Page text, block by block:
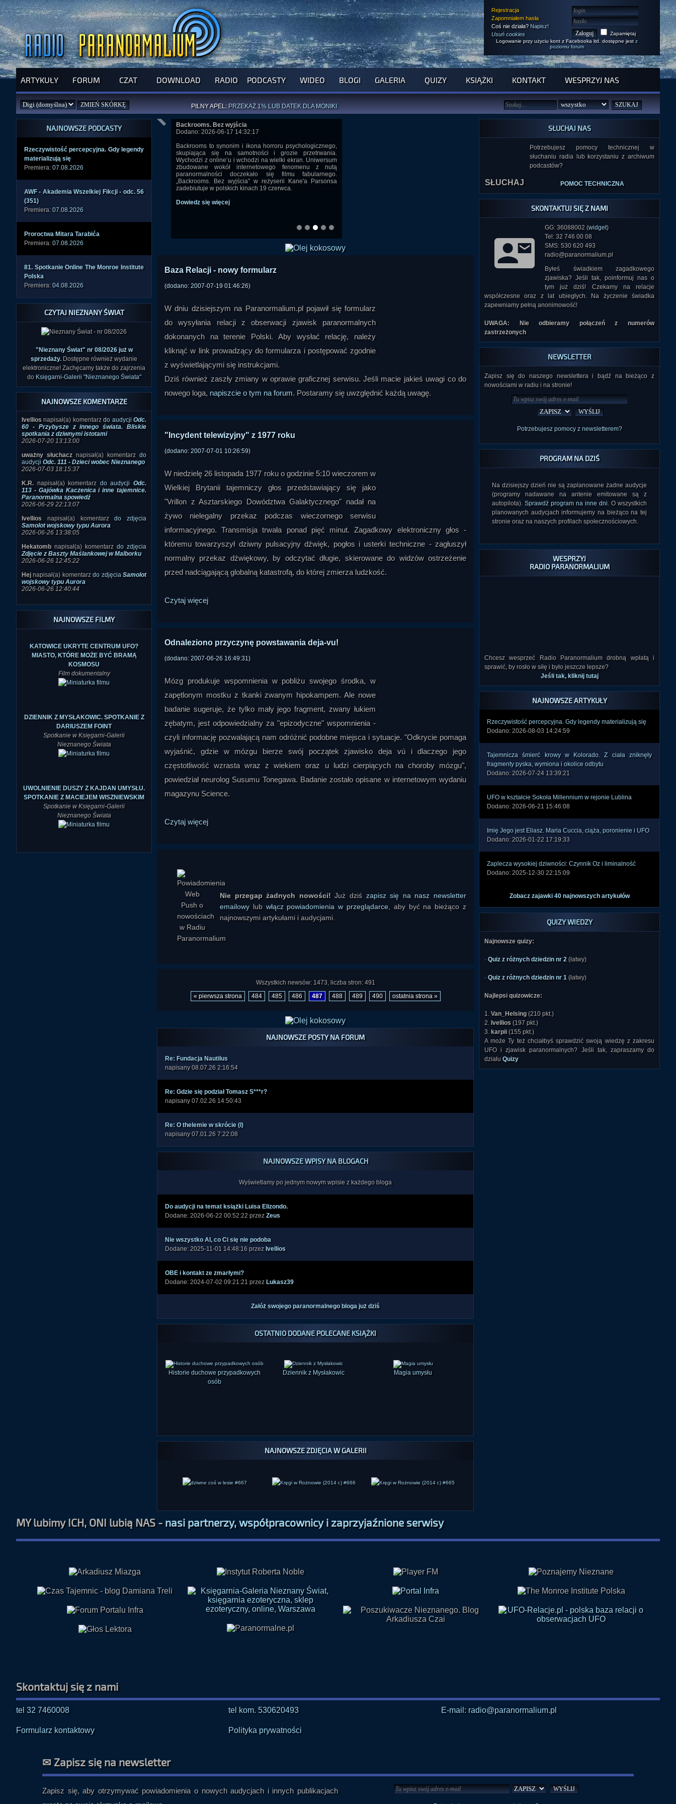
Rejestracja
Zapomniałem hasła
Coś nie działa? Napisz!
Usuń cookies
Zapamiętaj
Logowanie przy użyciu kont z Facebooka itd. dostępne jest z
poziomu forum
ARTYKUŁY FORUM CZAT DOWNLOAD RADIO PODCASTY WIDEO BLOGI GALERIA QUIZY KSIĄŻKI KONTAKT WESPRZYJ NAS
SPRAWDŹ PROGRAM NA NAJBLIŻSZY TYDZIEŃ
JUŻ DZIŚ WYPRÓBUJ NASZE OFICJALNE APLIKACJE
PILNY APEL: PRZEKAŻ 1% LUB DATEK DLA MONIKI
NOWE KSIĄŻKI AUTORSTWAA. MIAZGIID. TRELI
ZAŁOŻ PARANORMALNEGO BLOGA
NAJNOWSZE PODCASTY
Rzecz­ywist­ość perce­pcyjn­a. Gdy legen­dy
mater­ializ­ują się
Premiera: 07.08.2026
AWF - Akade­mia Wszel­kiej Fikcj­i - odc. 56
(351)
Premiera: 07.08.2026
Proro­ctwa Mitar­a Tarab­ića
Premiera: 07.08.2026
81. Spotk­anie Onlin­e The Monro­e Insti­tute
Polsk­a
Premiera: 04.08.2026
CZYTAJ NIEZNANY ŚWIAT
"Nieznany Świat" nr 08/2026 już w
sprzedaży. Dostępne również wydanie
elektroniczne! Zachęcamy także do zajrzenia
do Księgarni-Galerii "Nieznanego Świata"
NAJNOWSZE KOMENTARZE
Ivellios napisał(a) komentarzdo audycjiOdc.
60 - Przybysze z innego świata. Bliskie
spotkania z dziwnymi istotami
2026-07-20 13:13:00
uważny słuchacz napisał(a) komentarz do
audycji Odc. 111 - Dzieci wobec Nieznanego
2026-07-03 18:15:37
K.R. napisał(a) komentarz do audycjiOdc.
113 - Gajówka Kaczenica i inne tajemnice.
Paranormalna spowiedź
2026-06-29 22:13:07
Ivellios napisał(a) komentarzdo zdjęcia
Samolot wojskowy typu Aurora
2026-06-26 13:38:05
Hekatomb napisał(a) komentarz do zdjęcia
Zdjęcie z Baszty Maślankowej w Malborku
2026-06-26 12:45:22
Hej napisał(a) komentarzdo zdjęciaSamolot
wojskowy typu Aurora
2026-06-26 12:40:44
NAJNOWSZE FILMY
KATOWICE UKRYTE CENTRUM UFO?
MIASTO, KTÓRE MOŻE BYĆ BRAMĄ
KOSMOSU
Film dokumentalny
DZIENNIK Z MYSŁAKOWIC. SPOTKANIE Z
DARIUSZEM FOINT
Spotkanie w Księgarni-Galerii
Nieznanego Świata
UWOLNIENIE DUSZY Z KAJDAN UMYSŁU.
SPOTKANIE Z MACIEJEM WISZNIEWSKIM
Spotkanie w Księgarni-Galerii
Nieznanego Świata
Backrooms. Bez wyjścia
Dodano: 2026-06-17 14:32:17
Backrooms to synonim i ikona horroru psychologicznego,
skupiająca się na samotności i grozie przetrwania.
Wychodzi z online’u i wchodzi na wielki ekran. Uniwersum
zbudowane wokół internetowego fenomenu z nutą
paranormalności doczekało się filmu fabularnego.
„Backrooms. Bez wyjścia” w reżyserii Kane'a Parsonsa
zadebiutuje w polskich kinach 19 czerwca.
Dowiedz się więcej
Zaplecza wysokiej dziwności: Czynnik Oz i liminalność
Dodano: 2026-01-06 18:14:01
Czynnik Oz i liminalność to dwa fascynujące zjawiska,
które łączą się w opowieściach o doświadczeniach
paranormalnych. Oba te zjawiska ukazują, jak bliskie są
sobie stany oderwania od codzienności, budząc
artykułudowiesz się, na czym polegają oba fenomeny
Baza Relacji - nowy formularz
(dodano: 2007-07-19 01:46:26)
W dniu dzisiejszym na Paranormalium.pl pojawił się formularz
do wysyłania relacji z obserwacji zjawisk paranormalnych
dokonanych na terenie Polski. Aby wysłać relację, należy
kliknąć w link prowadzący do formularza i postępować zgodnie
z wyświetlającymi się instrukcjami.
Dziś również zaszły zmiany w oprawie graficznej serwisu. Jeśli macie jakieś uwagi co do
nowego loga, napiszcie o tym na forum. Postaramy się uwzględnić każdą uwagę.
"Incydent telewizyjny" z 1977 roku
(dodano: 2007-07-01 10:26:59)
W niedzielę 26 listopada 1977 roku o godzinie 5:10 wieczorem w
Wielkiej Brytanii tajemniczy głos przedstawiający się jako
"Vrillon z Asztarskiego Dowództwa Galaktycznego" nadał na
żywo nielegalny przekaz podczas wieczornego serwisu
informacyjnego. Transmisja trwała ponad pięć minut. Zagadkowy elektroniczny głos -
któremu towarzyszył dziwny pulsacyjny dźwięk, pogłos i usterki techniczne - zagłuszył
normalny przekaz dźwiękowy, by odczytać długie, skierowane do widzów ostrzeżenie
przed nadciągającą globalną katastrofą, do której zmierza ludzkość.
Czytaj więcej
Odnaleziono przyczynę powstawania deja-vu!
(dodano: 2007-06-26 16:49:31)
Mózg produkuje wspomnienia w pobliżu swojego środka, w
zapętlonym mostku z tkanki zwanym hipokampem. Ale nowe
badanie sugeruje, że tylko mały jego fragment, zwany łukiem
zębatym, jest odpowiedzialny za "epizodyczne" wspomnienia -
czyli informację pozwalającą nam odróżnić podobne miejsca i sytuacje. "Odkrycie pomaga
wyjaśnić, gdzie w mózgu bierze swój początek zjawisko deja vú i dlaczego jego
częstotliwość wzrasta wraz z wiekiem oraz u ludzi cierpiących na choroby mózgu",
powiedział neurolog Susumu Tonegawa. Badanie zostało opisane w internetowym wydaniu
magazynu Science.
Czytaj więcej
Nie przegap żadnych nowości! Już dziś zapisz się na nasz newsletter
emailowy lub włącz powiadomienia w przeglądarce , aby być na bieżąco z
najnowszymi artykułami i audycjami.
Wszystkich newsów: 1473, liczba stron: 491
« pierwsza strona
484 485 486 487 488 489 490 ostatnia strona »
NAJNOWSZE POSTY NA FORUM
Re: Fundacja Nautilus
napisany 08.07.26 2:16:54
Re: Gdzie się podział Tomasz S***r?
napisany 07.02.26 14:50:43
Re: O thelemie w skrócie (I)
napisany 07.01.26 7:22:08
NAJNOWSZE WPISY NA BLOGACH
Wyświetlamy po jednym nowym wpisie z każdego bloga
Do audycji na temat książki Luisa Elizondo.
Dodane: 2026-06-22 00:52:22 przez Zeus
Nie wszystko AI, co Ci się nie podoba
Dodane: 2025-11-01 14:48:16 przez Ivellios
OBE i kontakt ze zmarłymi?
Dodane: 2024-07-02 09:21:21 przez Lukasz39
Załóż swojego paranormalnego bloga już dziś
OSTATNIO DODANE POLECANE KSIĄŻKI
Historie duchowe przypadkowych
osób
Dziennik z Mysłakowic Magia umysłu
NAJNOWSZE ZDJĘCIA W GALERII
SŁUCHAJ NAS
Potrzebujesz pomocy technicznej w
słuchaniu radia lub korzystaniu z archiwum
podcastów?
POMOC TECHNICZNA
SKONTAKTUJ SIĘ Z NAMI
GG: 36088002 (widget)
Tel: 32 746 00 08
SMS: 530 620 493
radio@paranormalium.pl
Byłeś świadkiem zagadkowego
zjawiska? Jeśli tak, poinformuj nas o
tym już dziś! Czekamy na relacje
współczesne oraz z lat ubiegłych. Na życzenie świadka
zapewniamy pełną anonimowość!
UWAGA: Nie odbieramy połączeń z numerów
zastrzeżonych
NEWSLETTER
Zapisz się do naszego newslettera i bądź na bieżąco z
nowościami w radiu i na stronie!
Potrzebujesz pomocy z newsletterem?
PROGRAM NA DZIŚ
Na dzisiejszy dzień nie są zaplanowane żadne audycje
(programy nadawane na antenie emitowane są z
autopilota). Sprawdź program na inne dni. O wszystkich
planowanych audycjach informujemy na bieżąco na tej
stronie oraz na naszych profilach społecznościowych.
WESPRZYJ
RADIO PARANORMALIUM
Jeśli tak, kliknij tutaj
NAJNOWSZE ARTYKUŁY
Rzeczywistość percepcyjna. Gdy legendy materializują się
Dodano: 2026-07-24 13:39:21
QUIZY WIEDZY
·Quiz z różnych dziedzin nr 2
· Quiz z różnych dziedzin nr 1 (łatwy)
Najlepsi quizowicze:
1.Van_Helsing(210 pkt.)
3. karpii(155 pkt.)
A może Ty też chciałbyś sprawdzić swoją wiedzę z zakresu
UFO i zjawisk paranormalnych? Jeśli tak, zapraszamy do
działuQuizy
MY lubimy ICH, ONI lubią NAS -nasi partnerzy, współpracownicy i zaprzyjaźnione serwisy
Skontaktuj się z nami
tel 32 7460008 tel kom. 530620493 E-mail: radio@paranormalium.pl
Formularz kontaktowy Polityka prywatności
✉ Zapisz się na newsletter
Zapisz się, aby otrzymywać powiadomienia o nowych audycjach i innych publikacjach